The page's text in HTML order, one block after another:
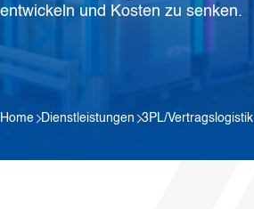
entwickeln und Kosten zu senken.
Home Dienstleistungen 3PL/Vertragslogistik